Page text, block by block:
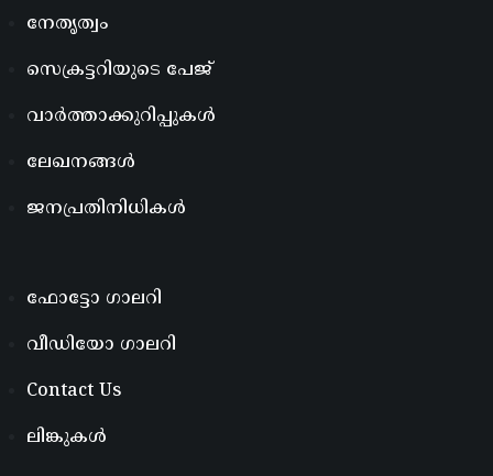
നേതൃത്വം
സെക്രട്ടറിയുടെ പേജ്
വാർത്താക്കുറിപ്പുകൾ
ലേഖനങ്ങൾ
ജനപ്രതിനിധികൾ
ഫോട്ടോ ഗാലറി
വീഡിയോ ഗാലറി
Contact Us
ലിങ്കുകൾ